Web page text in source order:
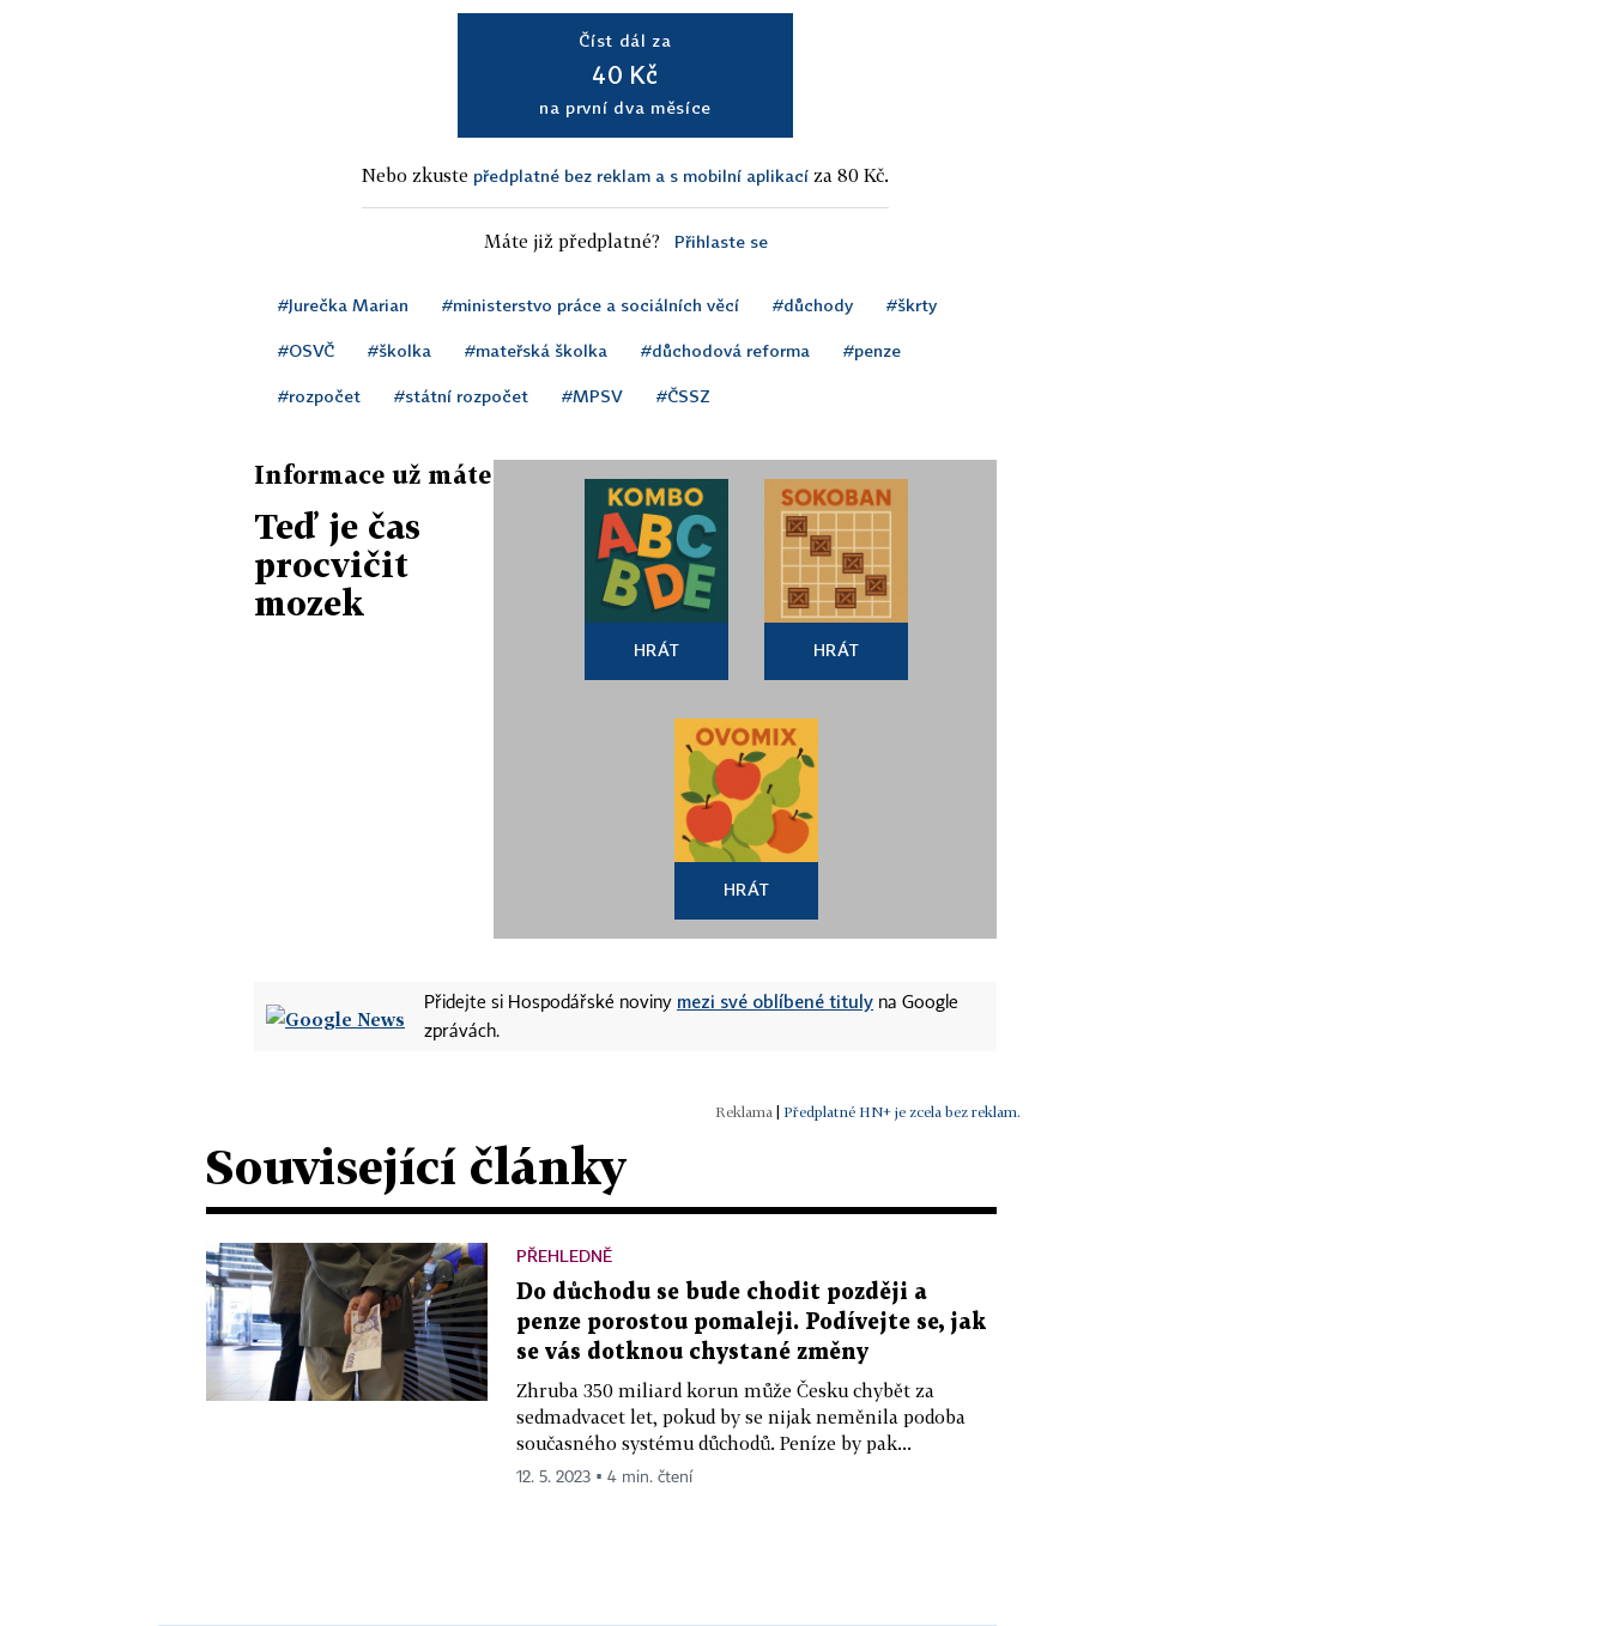
Číst dál za
40 Kč
na první dva měsíce
Nebo zkuste předplatné bez reklam a s mobilní aplikací za 80 Kč.
Máte již předplatné? Přihlaste se
#Jurečka Marian #ministerstvo práce a sociálních věcí #důchody #škrty
#OSVČ #školka #mateřská školka #důchodová reforma #penze
#rozpočet #státní rozpočet #MPSV #ČSSZ
Informace už máte
Teď je čas
procvičit
mozek
HRÁT HRÁT
HRÁT
Přidejte si Hospodářské noviny mezi své oblíbené tituly na Google
zprávách.
| Předplatné HN+ je zcela bez reklam.
Související články
PŘEHLEDNĚ
Do důchodu se bude chodit později a
penze porostou pomaleji. Podívejte se, jak
se vás dotknou chystané změny
Zhruba 350 miliard korun může Česku chybět za
sedmadvacet let, pokud by se nijak neměnila podoba
současného systému důchodů. Peníze by pak...
12. 5. 2023 ▪ 4 min. čtení